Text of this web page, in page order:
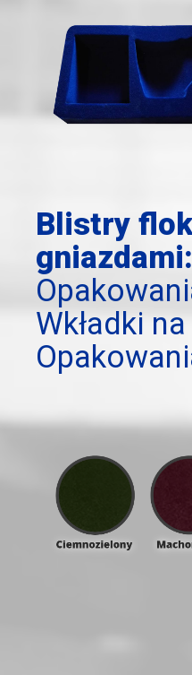
Blistry
gniazdami:
Wkładki